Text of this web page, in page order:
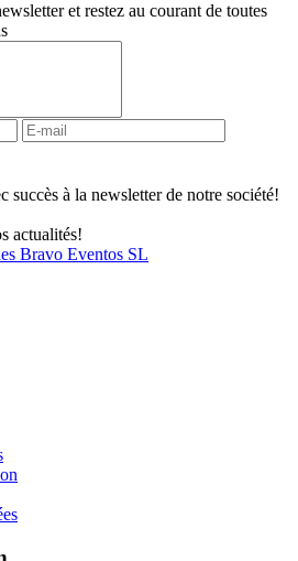
et restez au courant de toutes
succès à la newsletter de notre société!
actualités!